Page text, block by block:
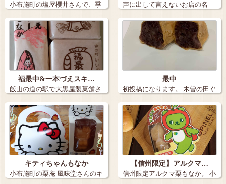
小布施町の塩屋櫻井さんで、季
節限定の「生…
声に出して言えないお店の名
前。 長野市…
福最中&一本づえスキ…
飯山の道の駅で大黒屋製菓舗さ
んの 福最…
最中
初投稿になります。 木曽の田ぐ
ちという…
キティちゃんもなか
小布施町の栗庵 風味堂さんのキ
【信州限定】アルクマ…
信州限定アルクマ栗もなか。 小